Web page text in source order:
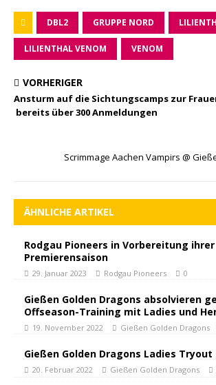
DBL2 GRUPPE NORD
LILIENTHAL VENOM VENOM
VORHERIGER
Ansturm auf die Sichtungscamps zur
bereits über 300 Anmeldungen
Scrimmage Aachen Vampirs @
ÄHNLICHE ARTIKEL
Rodgau Pioneers in Vorbereitung ihrer
Premierensaison
29. Januar 2023 Rodgau Pioneers 0
Gießen Golden Dragons absolvieren
Offseason-Training mit Ladies und
19. November 2022 Gießen Golden Dragons
Gießen Golden Dragons Ladies Tryout
20. Februar 2022 Gießen Golden Dragons